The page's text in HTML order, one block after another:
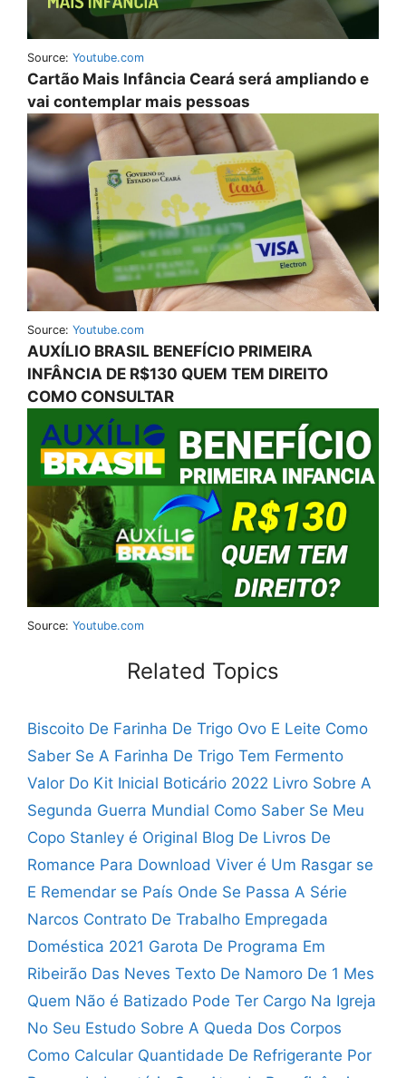
Source: Youtube.com
Cartão Mais Infância Ceará será ampliando e
vai contemplar mais pessoas
Source: Youtube.com
AUXÍLIO BRASIL BENEFÍCIO PRIMEIRA
INFÂNCIA DE R$130 QUEM TEM DIREITO
COMO CONSULTAR
Source: Youtube.com
Related Topics
Biscoito De Farinha De Trigo Ovo E Leite Como
Saber Se A Farinha De Trigo Tem Fermento
Valor Do Kit Inicial Boticário 2022 Livro Sobre A
Segunda Guerra Mundial Como Saber Se Meu
Copo Stanley é Original Blog De Livros De
Romance Para Download Viver é Um Rasgar se
E Remendar se País Onde Se Passa A Série
Narcos Contrato De Trabalho Empregada
Doméstica 2021 Garota De Programa Em
Ribeirão Das Neves Texto De Namoro De 1 Mes
Quem Não é Batizado Pode Ter Cargo Na Igreja
No Seu Estudo Sobre A Queda Dos Corpos
Como Calcular Quantidade De Refrigerante Por